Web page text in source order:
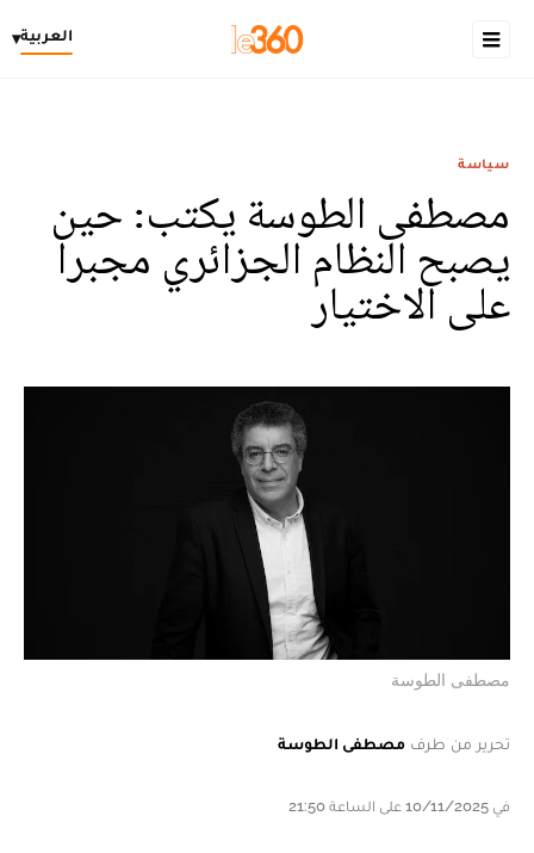
العربية▾
سياسة
مصطفى الطوسة يكتب: حين
يصبح النظام الجزائري مجبرا
على الاختيار
مصطفى الطوسة
تحرير من طرف مصطفى الطوسة
في 10/11/2025 على الساعة 21:50